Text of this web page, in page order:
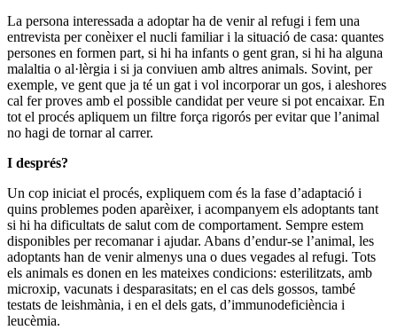
La persona interessada a adoptar ha de venir al refugi i fem una
entrevista per conèixer el nucli familiar i la situació de casa: quantes
persones en formen part, si hi ha infants o gent gran, si hi ha alguna
malaltia o al·lèrgia i si ja conviuen amb altres animals. Sovint, per
exemple, ve gent que ja té un gat i vol incorporar un gos, i aleshores
cal fer proves amb el possible candidat per veure si pot encaixar. En
tot el procés apliquem un filtre força rigorós per evitar que l’animal
no hagi de tornar al carrer.
I després?
Un cop iniciat el procés, expliquem com és la fase d’adaptació i
quins problemes poden aparèixer, i acompanyem els adoptants tant
si hi ha dificultats de salut com de comportament. Sempre estem
disponibles per recomanar i ajudar. Abans d’endur-se l’animal, les
adoptants han de venir almenys una o dues vegades al refugi. Tots
els animals es donen en les mateixes condicions: esterilitzats, amb
microxip, vacunats i desparasitats; en el cas dels gossos, també
testats de leishmània, i en el dels gats, d’immunodeficiència i
leucèmia.